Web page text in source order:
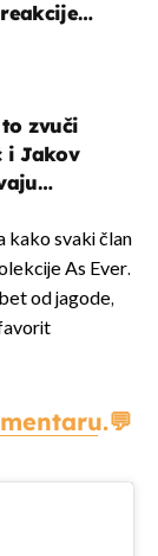
zvuči
i Jakov
kako svaki član
As Ever.
od jagode,